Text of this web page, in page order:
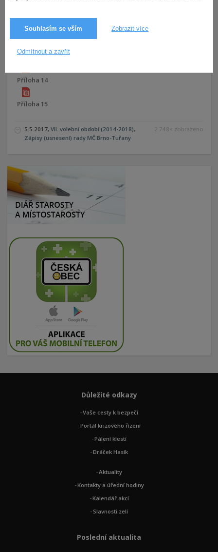
Souhlasím se vším Zobrazit více
Odmítnout a zavřít
Příloha 12
Příloha 13
Příloha 14
Příloha 15
2 748× zobrazeno
5.5.2017, VII. volební období (2014-2018),
Zápisy (usnesení) rady MČ Brno-Tuřany
Důležité odkazy
Vaše cesty k bezpečí
Portál krizového řízení
Pálení klestí
Dráček Hasík
Aktuality
Kontakty a úřední hodiny
Kalendář akcí
Slavnosti zelí
Poslední aktualita